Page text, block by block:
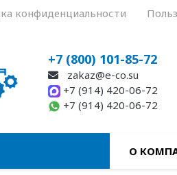
конфиденциальности
+7 (800) 101-85-72
zakaz@e-co.su
+7 (914) 420-06-72
+7 (914) 420-06-72
О